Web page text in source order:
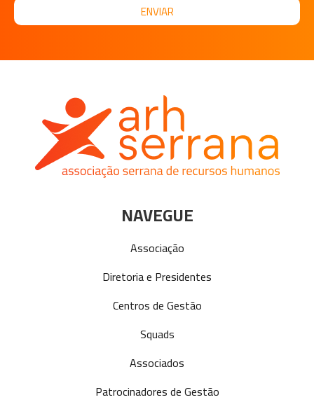
ENVIAR
NAVEGUE
Associação
Diretoria e Presidentes
Centros de Gestão
Squads
Associados
Patrocinadores de Gestão